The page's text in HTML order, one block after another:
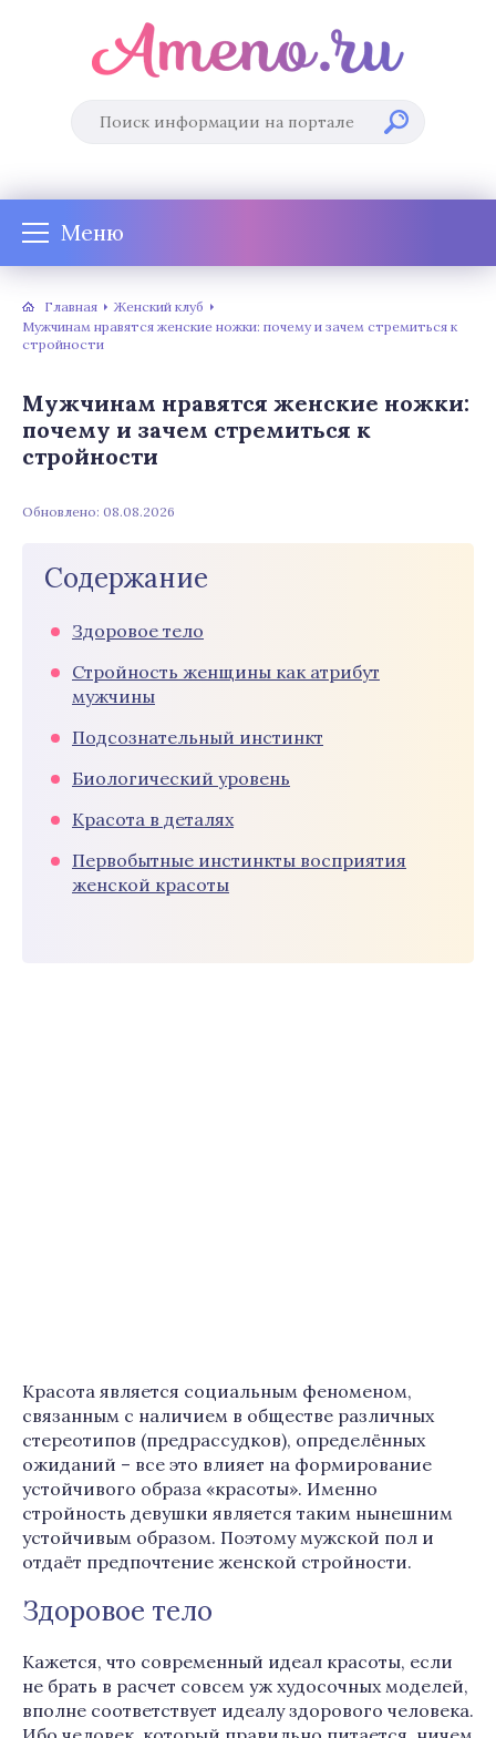
Меню
Главная
Женский клуб
Мужчинам нравятся женские ножки: почему и зачем стремиться к
стройности
Мужчинам нравятся женские ножки:
почему и зачем стремиться к
стройности
Обновлено: 08.08.2026
Содержание
Здоровое тело
Стройность женщины как атрибут
мужчины
Подсознательный инстинкт
Биологический уровень
Красота в деталях
Первобытные инстинкты восприятия
женской красоты
Красота является социальным феноменом,
связанным с наличием в обществе различных
стереотипов (предрассудков), определённых
ожиданий – все это влияет на формирование
устойчивого образа «красоты». Именно
стройность девушки является таким нынешним
устойчивым образом. Поэтому мужской пол и
отдаёт предпочтение женской стройности.
Здоровое тело
Кажется, что современный идеал красоты, если
не брать в расчет совсем уж худосочных моделей,
вполне соответствует идеалу здорового человека.